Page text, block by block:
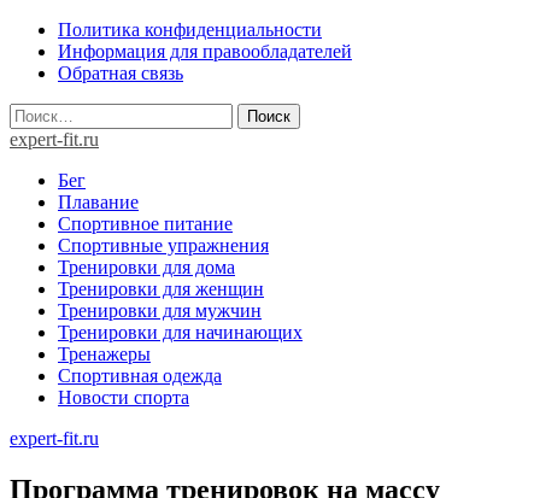
Skip
content
Политика конфиденциальности
Информация для правообладателей
Обратная связь
Найти:
expert-fit.ru
Бег
Плавание
Спортивное питание
Спортивные упражнения
Тренировки для дома
Тренировки для женщин
Тренировки для мужчин
Тренировки для начинающих
Тренажеры
Спортивная одежда
Новости спорта
expert-fit.ru
Программа тренировок на массу